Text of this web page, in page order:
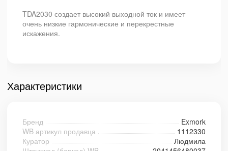
TDA2030 создает высокий выходной ток и имеет
очень низкие гармонические и перекрестные
искажения.
Характеристики
Бренд
Exmork
WB артикул продавца
1112330
Куратор
Людмила